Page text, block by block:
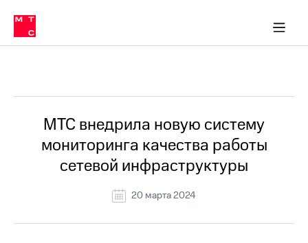
Медиа-центр
и акционерам
Устойчивое развитие
Комплаенс и деловая этика
компании
Карьера
История
компании
Руководство
информация
в МТС
Пресс-
релизы
МТС
о технологиях
МТС внедрила новую систему
мониторинга качества работы
сетевой инфраструктуры
20 марта 2024